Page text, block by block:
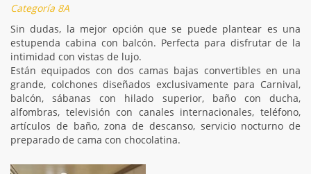
Categoría 8A
Sin dudas, la mejor opción que se puede plantear es una
estupenda cabina con balcón. Perfecta para disfrutar de la
intimidad con vistas de lujo.
Están equipados con dos camas bajas convertibles en una
grande, colchones diseñados exclusivamente para Carnival,
balcón, sábanas con hilado superior, baño con ducha,
alfombras, televisión con canales internacionales, teléfono,
artículos de baño, zona de descanso, servicio nocturno de
preparado de cama con chocolatina.